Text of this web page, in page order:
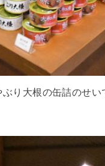
り大根の缶詰のせ